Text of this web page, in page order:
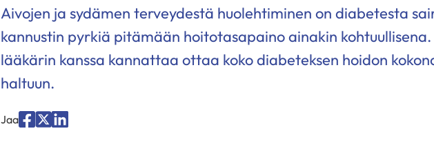
Aivojen ja sydämen terveydestä huolehtiminen on diabetesta
kannustin pyrkiä pitämään hoitotasapaino ainakin kohtuullisena.
lääkärin kanssa kannattaa ottaa koko diabeteksen hoidon
haltuun.
Jaa